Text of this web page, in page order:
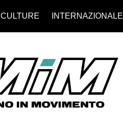
CULTURE INTERNAZIONALE